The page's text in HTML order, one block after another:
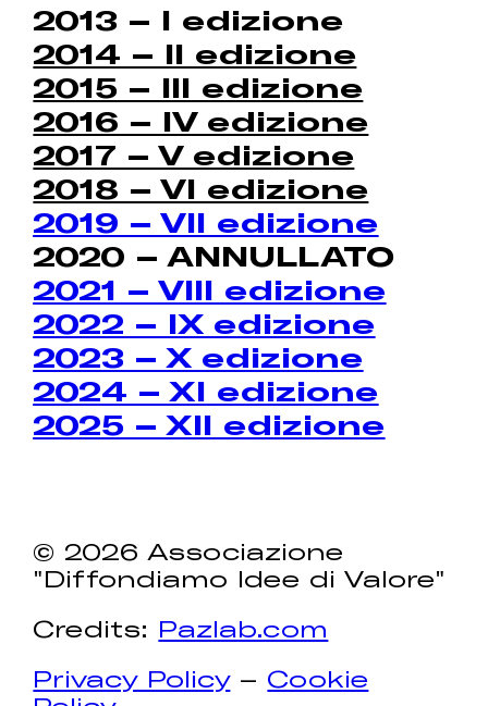
2013 – I edizione
2014 – II edizione
2015 – III edizione
2016 – IV edizione
2017 – V edizione
2018 – VI edizione
2019 – VII edizione
2020 – ANNULLATO
2021 – VIII edizione
2022 – IX edizione
2023 – X edizione
2024 – XI edizione
2025 – XII edizione
© 2026 Associazione
"Diffondiamo Idee di Valore"
Credits: Pazlab.com
Privacy Policy– Cookie